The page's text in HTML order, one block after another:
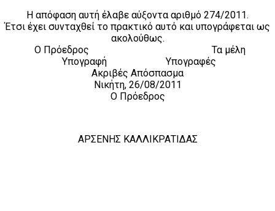
Η απόφαση αυτή έλαβε αύξοντα αριθμό 274/2011.
Έτσι έχει συνταχθεί το πρακτικό αυτό και υπογράφεται ως
ακολούθως.
Ο Πρόεδρος Τα μέλη
Υπογραφή Υπογραφές
Ακριβές Απόσπασμα
Νικήτη, 26/08/2011
Ο Πρόεδρος
ΑΡΣΕΝΗΣ ΚΑΛΛΙΚΡΑΤΙΔΑΣ